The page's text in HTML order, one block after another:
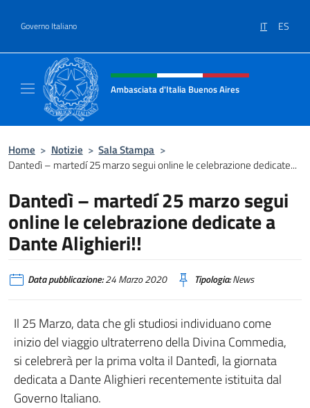
Governo Italiano IT ES
Intestazione sito, social e menù
Ambasciata d'Italia Buenos Aires
Home > Notizie > Sala Stampa >
Dantedì – martedí 25 marzo segui online le celebrazione dedicate...
Dantedì – martedí 25 marzo segui
online le celebrazione dedicate a
Dante Alighieri!!
Data pubblicazione:24 Marzo 2020 Tipologia:News
Il 25 Marzo, data che gli studiosi individuano come
inizio del viaggio ultraterreno della Divina Commedia,
si celebrerà per la prima volta il Dantedì, la giornata
dedicata a Dante Alighieri recentemente istituita dal
Governo Italiano.